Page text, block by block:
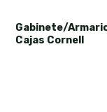
Gabinete/
Cajas Cornell